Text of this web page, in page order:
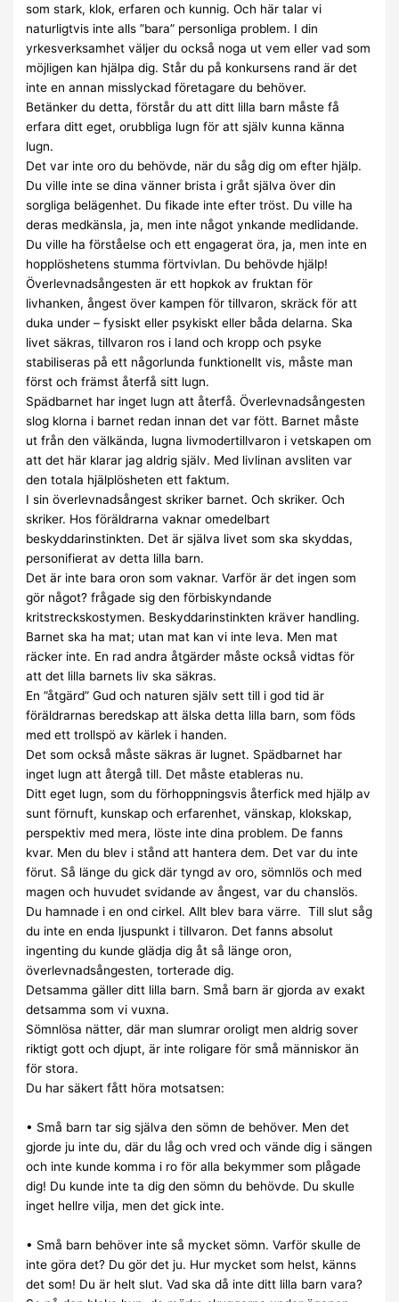
som stark, klok, erfaren och kunnig. Och här talar vi
naturligtvis inte alls ”bara” personliga problem. I din
yrkesverksamhet väljer du också noga ut vem eller vad som
möjligen kan hjälpa dig. Står du på konkursens rand är det
inte en annan misslyckad företagare du behöver.
Betänker du detta, förstår du att ditt lilla barn måste få
erfara ditt eget, orubbliga lugn för att själv kunna känna
lugn.
Det var inte oro du behövde, när du såg dig om efter hjälp.
Du ville inte se dina vänner brista i gråt själva över din
sorgliga belägenhet. Du fikade inte efter tröst. Du ville ha
deras medkänsla, ja, men inte något ynkande medlidande.
Du ville ha förståelse och ett engagerat öra, ja, men inte en
hopplöshetens stumma förtvivlan. Du behövde hjälp!
Överlevnadsångesten är ett hopkok av fruktan för
livhanken, ångest över kampen för tillvaron, skräck för att
duka under – fysiskt eller psykiskt eller båda delarna. Ska
livet säkras, tillvaron ros i land och kropp och psyke
stabiliseras på ett någorlunda funktionellt vis, måste man
först och främst återfå sitt lugn.
Spädbarnet har inget lugn att återfå. Överlevnadsångesten
slog klorna i barnet redan innan det var fött. Barnet måste
ut från den välkända, lugna livmodertillvaron i vetskapen om
att det här klarar jag aldrig själv. Med livlinan avsliten var
den totala hjälplösheten ett faktum.
I sin överlevnadsångest skriker barnet. Och skriker. Och
skriker. Hos föräldrarna vaknar omedelbart
beskyddarinstinkten. Det är själva livet som ska skyddas,
personifierat av detta lilla barn.
Det är inte bara oron som vaknar. Varför är det ingen som
gör något? frågade sig den förbiskyndande
kritstreckskostymen. Beskyddarinstinkten kräver handling.
Barnet ska ha mat; utan mat kan vi inte leva. Men mat
räcker inte. En rad andra åtgärder måste också vidtas för
att det lilla barnets liv ska säkras.
En ”åtgärd” Gud och naturen själv sett till i god tid är
föräldrarnas beredskap att älska detta lilla barn, som föds
med ett trollspö av kärlek i handen.
Det som också måste säkras är lugnet. Spädbarnet har
inget lugn att återgå till. Det måste etableras nu.
Ditt eget lugn, som du förhoppningsvis återfick med hjälp av
sunt förnuft, kunskap och erfarenhet, vänskap, klokskap,
perspektiv med mera, löste inte dina problem. De fanns
kvar. Men du blev i stånd att hantera dem. Det var du inte
förut. Så länge du gick där tyngd av oro, sömnlös och med
magen och huvudet svidande av ångest, var du chanslös.
Du hamnade i en ond cirkel. Allt blev bara värre. Till slut såg
du inte en enda ljuspunkt i tillvaron. Det fanns absolut
ingenting du kunde glädja dig åt så länge oron,
överlevnadsångesten, torterade dig.
Detsamma gäller ditt lilla barn. Små barn är gjorda av exakt
detsamma som vi vuxna.
Sömnlösa nätter, där man slumrar oroligt men aldrig sover
riktigt gott och djupt, är inte roligare för små människor än
för stora.
Du har säkert fått höra motsatsen:
• Små barn tar sig själva den sömn de behöver. Men det
gjorde ju inte du, där du låg och vred och vände dig i sängen
och inte kunde komma i ro för alla bekymmer som plågade
dig! Du kunde inte ta dig den sömn du behövde. Du skulle
inget hellre vilja, men det gick inte.
• Små barn behöver inte så mycket sömn. Varför skulle de
inte göra det? Du gör det ju. Hur mycket som helst, känns
det som! Du är helt slut. Vad ska då inte ditt lilla barn vara?